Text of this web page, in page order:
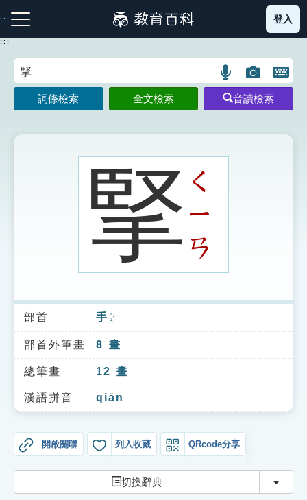
到
主
:::
注音索引圖示 筆畫索引圖示 部首索引表圖示
索引選單
知識索引
單字索引
生命大百科索引
遊戲專區
教學應用
登入
:::
語
言
搜
示
圖
片
搜
開
鍵
圖
詞條檢索 全文檢索 音讀檢索
掔 ㄑ
ㄧ
ㄢ
部首 手 ㄕㄡˇ
部首外筆畫 8 畫
總筆畫 12 畫
漢語拼音 qiān
開啟關聯 列入收藏 QRcode分享
切換辭典 切換